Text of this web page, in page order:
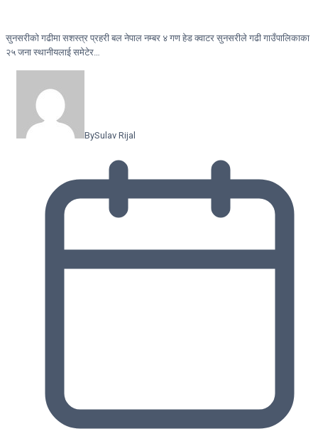
सुनसरीकाे गढीमा सशस्त्र प्रहरी बल नेपाल नम्बर ४ गण हेड क्वाटर सुनसरीले गढी गाउँपालिकाका
२५ जना स्थानीयलाई समेटेर…
BySulav Rijal